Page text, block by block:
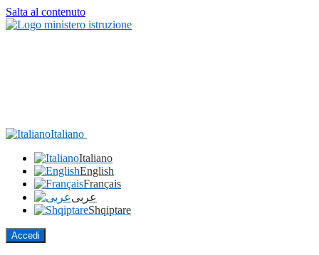
Salta al contenuto
Italiano
Italiano
English
Français
عربى
Shqiptare
Accedi